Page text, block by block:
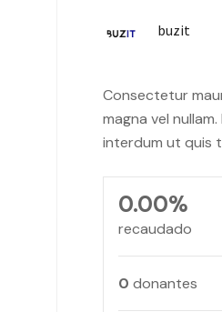
buzit
Consectetur
magna vel
interdum ut quis
0.00%
recaudado
0 donantes